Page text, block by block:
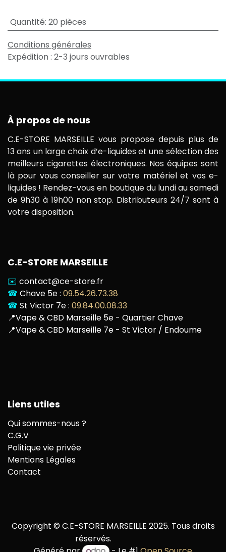
Quantité: 20 pièces
Conditions générales
Expédition : 2-3 jours ouvrables
À propos de nous
C.E-STORE MARSEILLE vous propose depuis plus de
13 ans un large choix d’e-liquides et une sélection des
meilleurs cigarettes électroniques. Nos équipes sont
là pour vous conseiller sur votre matériel et vos e-
liquides ! Rendez-vous en boutique du lundi au samedi
de 9h30 à 19h00 non stop. Distributeurs 24/7 sont à
votre disposition.
C.E-STORE MARSEILLE
✉️ contact@ce-store.fr
☎ Chave 5e : 09.54.26.73.38
☎ St Victor 7e : 09.84.00.08.33
📍Vape & CBD Marseille 5e - Quartier Chave
📍Vape & CBD Marseille 7e - St Victor / Endoume
Liens utiles
Qui sommes-nous ?
C.G.V
Politique vie privée
Mentions Légales
Contact
Copyright © C.E-STORE MARSEILLE 2025. Tous droits
réservés.